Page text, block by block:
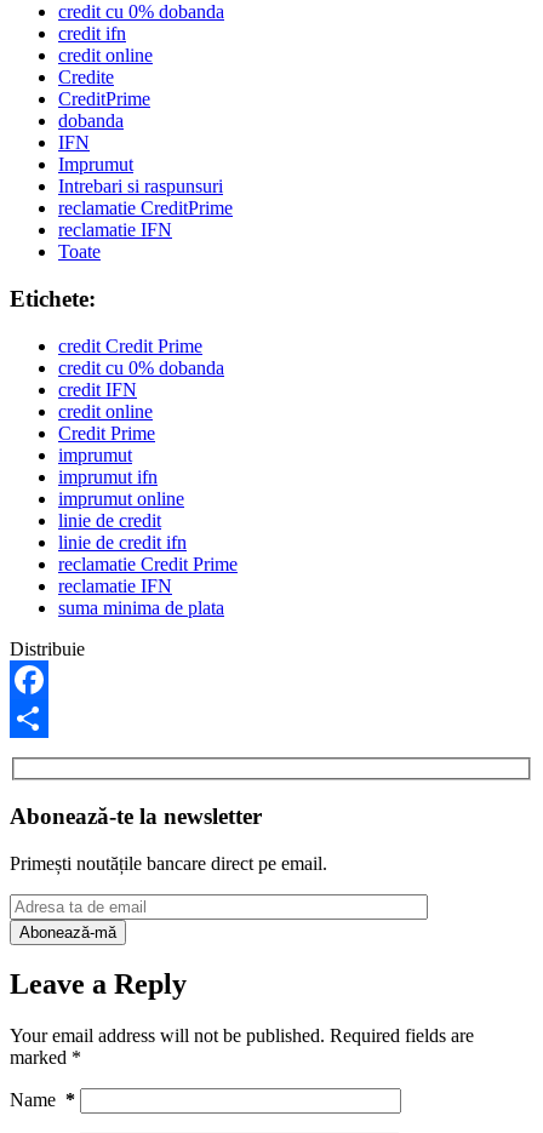
credit cu 0% dobanda
credit ifn
credit online
Credite
CreditPrime
dobanda
IFN
Imprumut
Intrebari si raspunsuri
reclamatie CreditPrime
reclamatie IFN
Toate
Etichete:
credit Credit Prime
credit cu 0% dobanda
credit IFN
credit online
Credit Prime
imprumut
imprumut ifn
imprumut online
linie de credit
linie de credit ifn
reclamatie Credit Prime
reclamatie IFN
suma minima de plata
Distribuie
Facebook
Share
Abonează-te la newsletter
Primești noutățile bancare direct pe email.
Leave a Reply
Your email address will not be published. Required fields are
marked *
Name *